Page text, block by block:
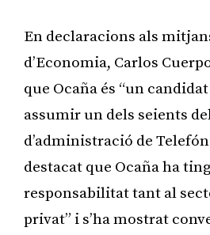
En declaracions als
d’Economia, Carlos
que Ocaña és “un
assumir un dels seients
d’administració de
destacat que Ocaña ha
responsabilitat tant al
privat” i s’ha mostrat